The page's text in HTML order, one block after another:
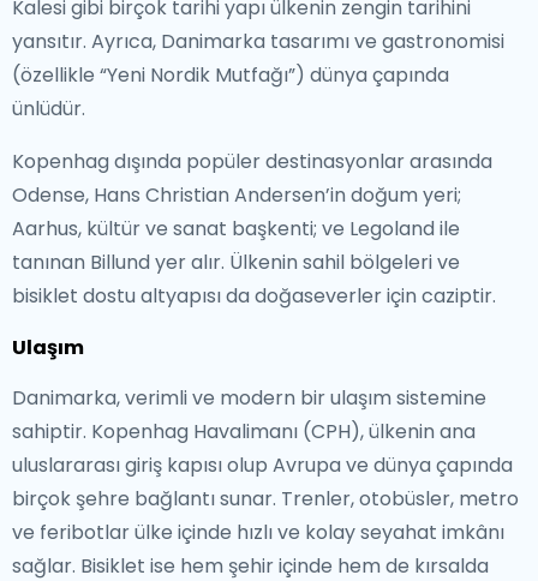
Kalesi gibi birçok tarihi yapı ülkenin zengin tarihini
yansıtır. Ayrıca, Danimarka tasarımı ve gastronomisi
(özellikle “Yeni Nordik Mutfağı”) dünya çapında
ünlüdür.
Kopenhag dışında popüler destinasyonlar arasında
Odense, Hans Christian Andersen’in doğum yeri;
Aarhus, kültür ve sanat başkenti; ve Legoland ile
tanınan Billund yer alır. Ülkenin sahil bölgeleri ve
bisiklet dostu altyapısı da doğaseverler için caziptir.
Ulaşım
Danimarka, verimli ve modern bir ulaşım sistemine
sahiptir. Kopenhag Havalimanı (CPH), ülkenin ana
uluslararası giriş kapısı olup Avrupa ve dünya çapında
birçok şehre bağlantı sunar. Trenler, otobüsler, metro
ve feribotlar ülke içinde hızlı ve kolay seyahat imkânı
sağlar. Bisiklet ise hem şehir içinde hem de kırsalda